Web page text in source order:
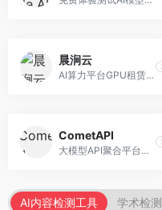
晨涧云
AI算力平台GPU租赁服务，专注于弹性算力。面向开发者和研究者，提供GPU租赁、弹性调度、成本优化等服务，算力灵活。
CometAPI
大模型API聚合平台，整合多种AI模型服务。面向开发者，提供统一接口、模型切换、监控分析等服务，API管理便捷。
AI内容检测工具 学术检测